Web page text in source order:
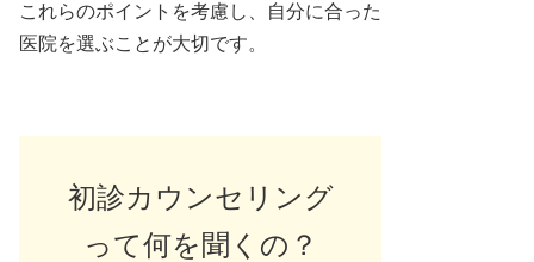
これらのポイントを考慮し、自分に合った
医院を選ぶことが大切です。
初診カウンセリング
って何を聞くの？